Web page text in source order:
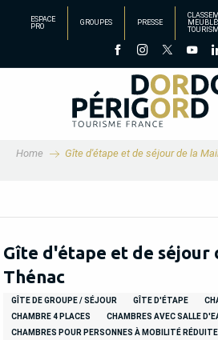
principal
ESPACE
PRO
GROUPES PRESSE
Home Gîte d'étape et de séjour de la
Gîte d'étape et de séjour
Thénac
GÎTE DE GROUPE / SÉJOUR GÎTE D'ÉTAPE
CHAMBRE 4 PLACES
CHAMBRES AVEC SALLE
CHAMBRES POUR PERSONNES À MOBILITÉ RÉDUITE